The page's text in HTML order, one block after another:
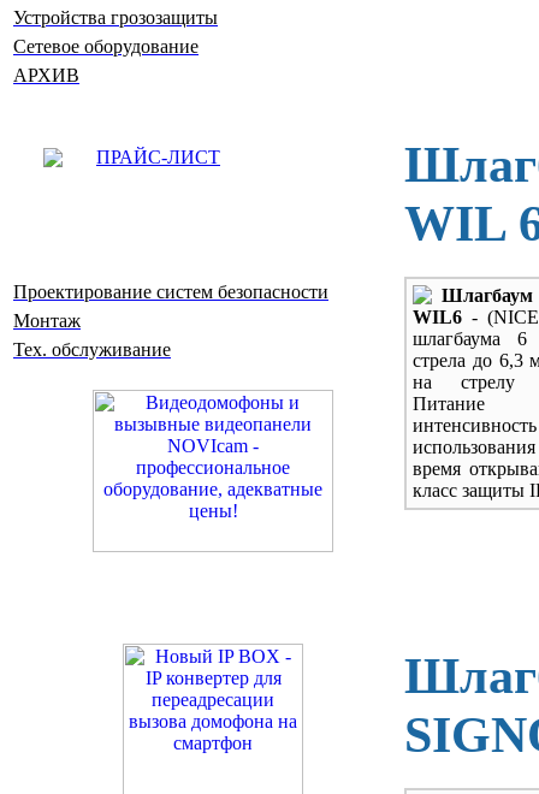
Устройства грозозащиты
Сетевое оборудование
АРХИВ
ПРАЙС-ЛИСТ
Проектирование систем безопасности
Монтаж
Тех. обслуживание
WIL
WIL6 -
шлагбаума
стрела до 6,3
на
интенсивность
время
класс защиты